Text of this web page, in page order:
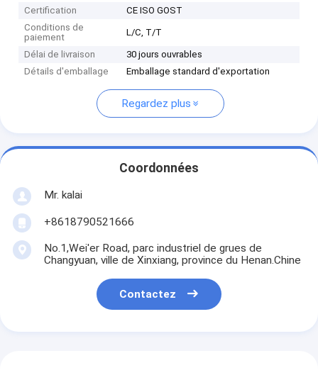
Certification
CE ISO GOST
Conditions de
paiement
L/C, T/T
Délai de livraison
30 jours ouvrables
Détails d'emballage
Emballage standard d'exportation
Regardez plus
Coordonnées
Mr. kalai
+8618790521666
No.1,Wei'er Road, parc industriel de grues de
Changyuan, ville de Xinxiang, province du Henan.Chine
Contactez